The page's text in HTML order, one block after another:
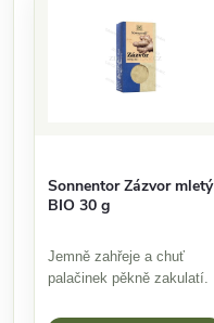
Sonnentor Zázvor mletý
BIO 30 g
Jemně zahřeje a chuť
palačinek pěkně zakulatí.